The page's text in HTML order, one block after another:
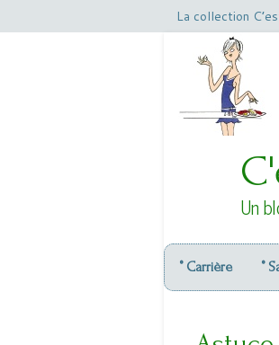
La collection
Un
° Carrière °